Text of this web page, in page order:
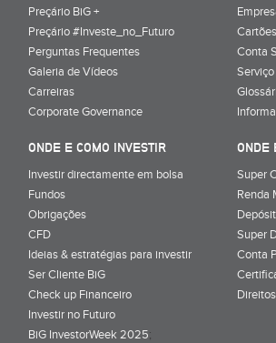
Preçário BiG +
Preçário #Investe_no_Futuro
Perguntas Frequentes
Galeria de Vídeos
Carreiras
Corporate Governance
Cartões
Conta
ONDE E COMO INVESTIR
Investir directamente em bolsa
Fundos
Obrigações
CFD
Ideias & estratégias para investir
Ser Cliente BiG
Check up Financeiro
Investir no Futuro
BiG InvestorWeek 2025;
ONDE
Super
Renda
Super
Conta